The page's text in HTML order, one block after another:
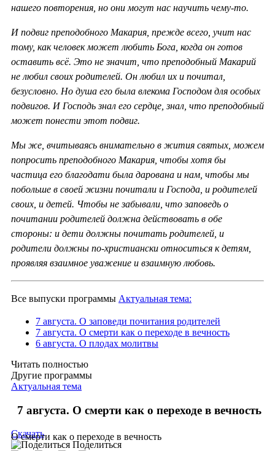
нашего повторения, но они могут нас научить чему-то.
И подвиг преподобного Макария, прежде всего, учит нас
тому, как человек может любить Бога, когда он готов
оставить всё. Это не значит, что преподобный Макарий
не любил своих родителей. Он любил их и почитал,
безусловно. Но душа его была влекома Господом для особых
подвигов. И Господь знал его сердце, знал, что преподобный
может понести этот подвиг.
Мы же, вчитываясь внимательно в жития святых, можем
попросить преподобного Макария, чтобы хотя бы
частица его благодати была дарована и нам, чтобы мы
побольше в своей жизни почитали и Господа, и родителей
своих, и детей. Чтобы не забывали, что заповедь о
почитании родителей должна действовать в обе
стороны: и дети должны почитать родителей, и
родители должны по-христиански относиться к детям,
проявляя взаимное уважение и взаимную любовь.
Все выпуски программы Актуальная тема:
7 августа. О заповеди почитания родителей
7 августа. О смерти как о переходе в вечность
6 августа. О плодах молитвы
Читать полностью
Другие программы
Актуальная тема
7 августа. О смерти как о переходе в вечность
О смерти как о переходе в вечность
Скачать
Поделиться